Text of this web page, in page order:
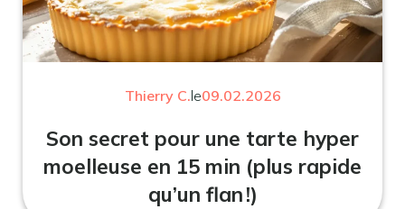
Thierry C.le09.02.2026
Son secret pour une tarte hyper
moelleuse en 15 min (plus rapide
qu’un flan !)